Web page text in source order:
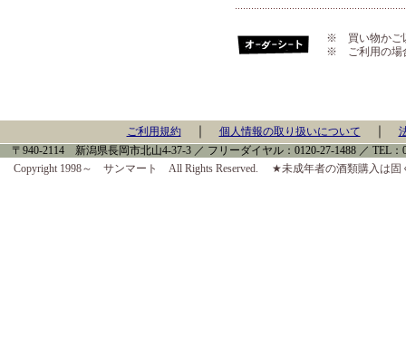
※ 買い物かご
※ ご利用の場
ご利用規約｜ 個人情報の取り扱いについて
〒940-2114 新潟県長岡市北山4-37-3 ／ フリーダイヤル：0120-27-1488 ／ TEL：
Copyright 1998～ サンマート All Rights Reserved. ★未成年者の酒類購入は固